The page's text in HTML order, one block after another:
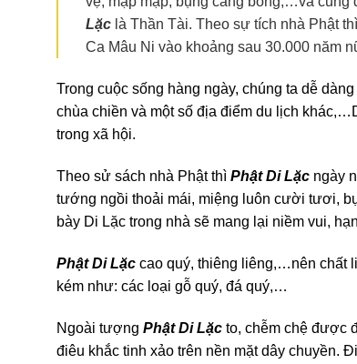
Lặc là Thần Tài. Theo sự tích nhà Phật thì
Ca Mâu Ni vào khoảng sau 30.000 năm
Trong cuộc sống hàng ngày, chúng ta dễ
chùa chiền và một số địa điểm du lịch
trong xã hội.
Theo sử sách nhà Phật thì Phật Di Lặc ngày
tướng ngồi thoải mái, miệng luôn cười tươi,
bày Di Lặc trong nhà sẽ mang lại niềm vui,
Phật Di Lặc cao quý, thiêng liêng,…nên chất
kém như: các loại gỗ quý, đá quý,…
Ngoài tượng Phật Di Lặc to, chễm chệ được
điêu khắc tinh xảo trên nền mặt dây chuyền.